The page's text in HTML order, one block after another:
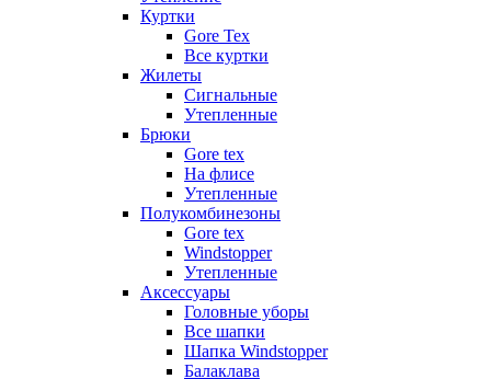
Куртки
Gore Tex
Все куртки
Жилеты
Сигнальные
Утепленные
Брюки
Gore tex
На флисе
Утепленные
Полукомбинезоны
Gore tex
Windstopper
Утепленные
Аксессуары
Головные уборы
Все шапки
Шапка Windstopper
Балаклава